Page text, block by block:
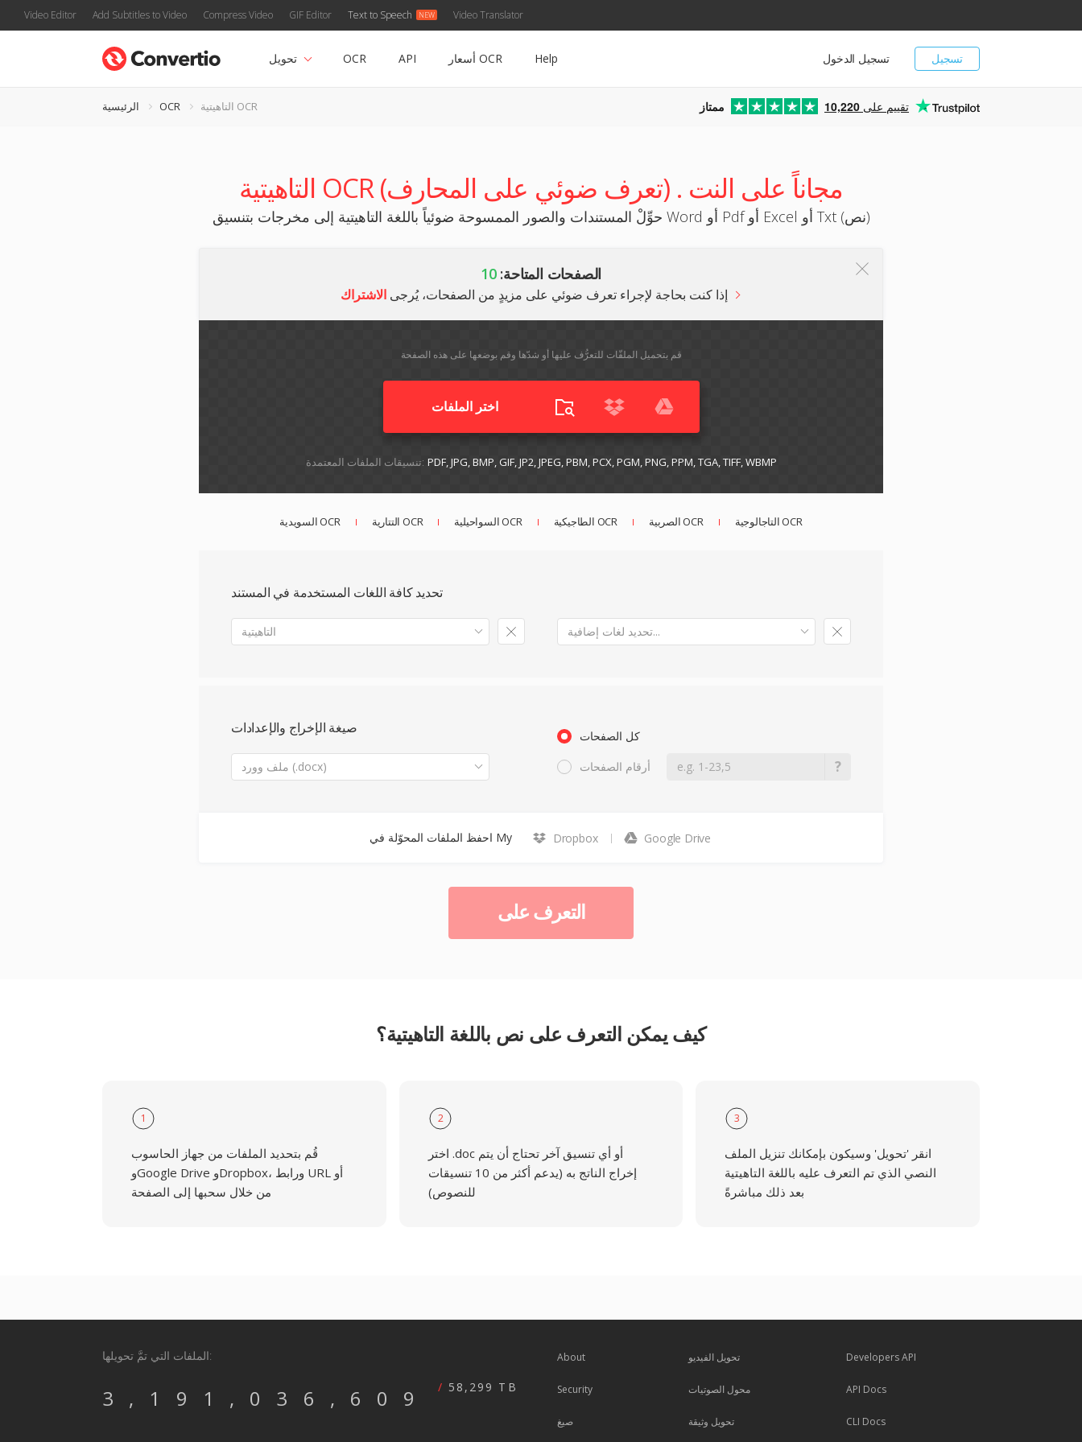
Video Editor Add Subtitles to Video Compress Video GIF Editor Text to Speech Video Translator
تسجيل تسجيل الدخول تحويل OCR API أسعار OCR Help
الرئيسية OCR التاهيتية OCR ممتاز 10,220 تقييم على
التاهيتية OCR (تعرف ضوئي على المحارف) . مجاناً على النت
حوِّلْ المستندات والصور الممسوحة ضوئياً باللغة التاهيتية إلى مخرجات بتنسيق Word أو Pdf أو Excel أو Txt (نص)
الصفحات المتاحة:10
إذا كنت بحاجة لإجراء تعرف ضوئي على مزيدٍ من الصفحات، يُرجى الاشتراك
قم بتحميل الملفّات للتعرُّف عليها أو شدّها وقم بوضعها على هذه الصفحة
اختر الملفات
تنسيقات الملفات المعتمدة: PDF, JPG, BMP, GIF, JP2, JPEG, PBM, PCX, PGM, PNG, PPM, TGA, TIFF, WBMP
السويدية OCR التتارية OCR السواحيلية OCR الطاجيكية OCR الصربية OCR التاجالوجية OCR
تحديد كافة اللغات المستخدمة في المستند
التاهيتية تحديد لغات إضافية...
صيغة الإخراج والإعدادات
ملف وورد (.docx)
كل الصفحات
أرقام الصفحات
احفظ الملفات المحوّلة في My Dropbox Google Drive
التعرف على
كيف يمكن التعرف على نص باللغة التاهيتية؟
1
قُم بتحديد الملفات من جهاز الحاسوب
وGoogle Drive وDropbox، ورابط URL أو
من خلال سحبها إلى الصفحة
2
اختر .doc أو أي تنسيق آخر تحتاج أن يتم
إخراج الناتج به (يدعم أكثر من 10 تنسيقات
للنصوص)
3
انقر 'تحويل' وسيكون بإمكانك تنزيل الملف
النصي الذي تم التعرف عليه باللغة التاهيتية
بعد ذلك مباشرةً
الملفات التي تمَّ تحويلها:
3,191,036,609 58,299 TB
About
Security
صيغ
تحويل الفيديو
محول الصوتيات
تحويل وثيقة
Developers API
API Docs
CLI Docs